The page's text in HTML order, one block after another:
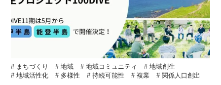
# まちづくり # 地域 # 地域コミュニティ
# 地域創生
# 地域活性化
# 多様性 # 持続可能性 # 複業 # 関係人口創出